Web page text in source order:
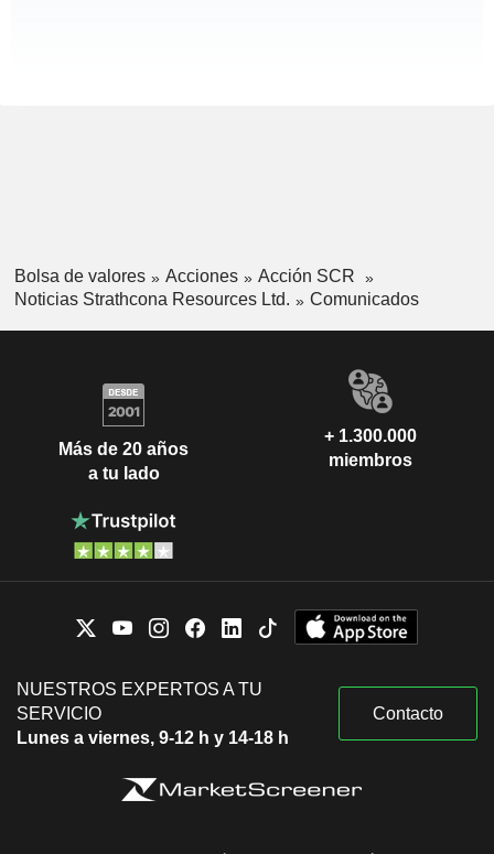
Bolsa de valores Acciones
Acción SCR
Noticias Strathcona Resources Ltd.
Comunicados
Más de 20 años
a tu lado
+ 1.300.000
miembros
NUESTROS EXPERTOS A TU
SERVICIO
Lunes a viernes, 9-12 h y 14-18 h
Contacto